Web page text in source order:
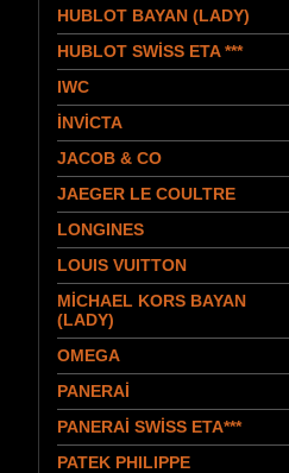
HUBLOT BAYAN (LADY)
HUBLOT SWİSS ETA ***
IWC
İNVİCTA
JACOB & CO
JAEGER LE COULTRE
LONGINES
LOUIS VUITTON
MİCHAEL KORS BAYAN
(LADY)
OMEGA
PANERAİ
PANERAİ SWİSS ETA***
PATEK PHILIPPE